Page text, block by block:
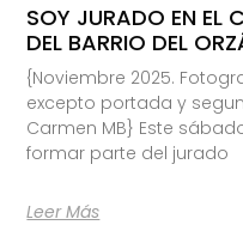
SOY JURADO EN EL
DEL BARRIO DEL
{Noviembre 2025.
excepto portada y
Carmen MB} Este
formar parte del jurado
Leer Más